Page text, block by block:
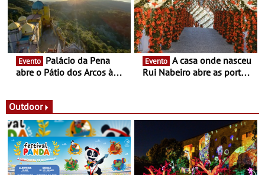
Portugal
Evento
abre o Pátio dos Arcos à
Evento
Rui Nabeiro abre as portas
16 de agosto
Outdoor